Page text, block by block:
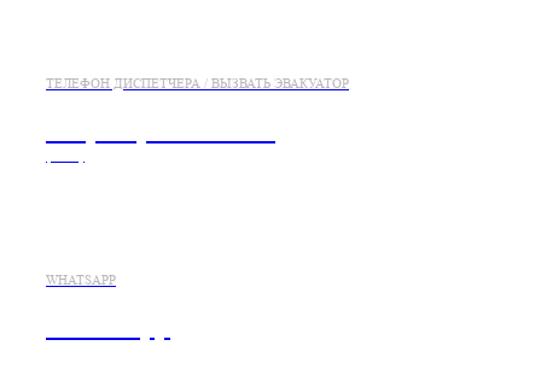
ТЕЛЕФОН ДИСПЕТЧЕРА / ВЫЗВАТЬ ЭВАКУАТОР
WHATSAPP